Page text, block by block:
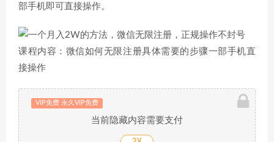
部手机即可直接操作。
课程内容：微信如何无限注册具体需要的步骤一部手机直
接操作
VIP免费 永久VIP免费
当前隐藏内容需要支付